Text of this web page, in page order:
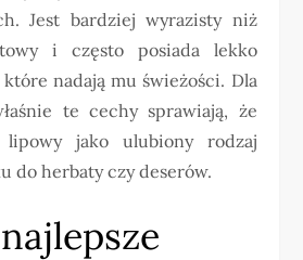
Jest bardziej wyrazisty niż
i często posiada lekko
nadają mu świeżości. Dla
te cechy sprawiają, że
lipowy jako ulubiony rodzaj
do herbaty czy deserów.